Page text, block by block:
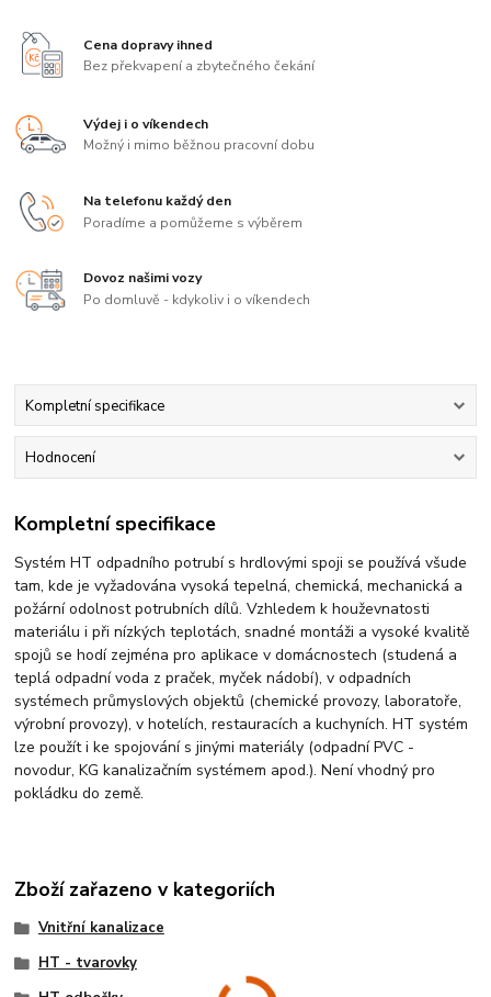
Cena dopravy ihned
Bez překvapení a zbytečného čekání
Výdej i o víkendech
Možný i mimo běžnou pracovní dobu
Na telefonu každý den
Poradíme a pomůžeme s výběrem
Dovoz našimi vozy
Po domluvě - kdykoliv i o víkendech
Kompletní specifikace
Hodnocení
Kompletní specifikace
Systém HT odpadního potrubí s hrdlovými spoji se používá všude
tam, kde je vyžadována vysoká tepelná, chemická, mechanická a
požární odolnost potrubních dílů. Vzhledem k houževnatosti
materiálu i při nízkých teplotách, snadné montáži a vysoké kvalitě
spojů se hodí zejména pro aplikace v domácnostech (studená a
teplá odpadní voda z praček, myček nádobí), v odpadních
systémech průmyslových objektů (chemické provozy, laboratoře,
výrobní provozy), v hotelích, restauracích a kuchyních. HT systém
lze použít i ke spojování s jinými materiály (odpadní PVC -
novodur, KG kanalizačním systémem apod.). Není vhodný pro
pokládku do země.
Zboží zařazeno v kategoriích
Vnitřní kanalizace
HT - tvarovky